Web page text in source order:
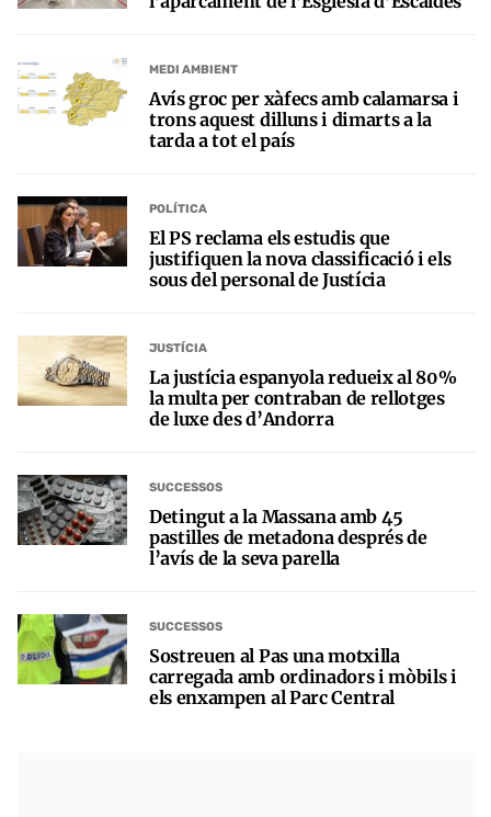
MEDI AMBIENT
Avís groc per xàfecs amb calamarsa i
trons aquest dilluns i dimarts a la
tarda a tot el país
POLÍTICA
El PS reclama els estudis que
justifiquen la nova classificació i els
sous del personal de Justícia
JUSTÍCIA
La justícia espanyola redueix al 80%
la multa per contraban de rellotges
de luxe des d’Andorra
SUCCESSOS
Detingut a la Massana amb 45
pastilles de metadona després de
l’avís de la seva parella
SUCCESSOS
Sostreuen al Pas una motxilla
carregada amb ordinadors i mòbils i
els enxampen al Parc Central